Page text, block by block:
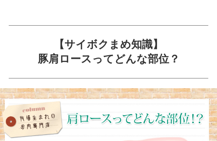
【サイボクまめ知識】
豚肩ロースってどんな部位？